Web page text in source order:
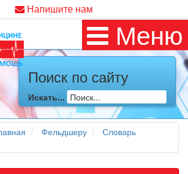
Напишите нам
Меню
Поиск по сайту
Искать...
Фельдшеру
Словарь
время локдауна?
вы соблюдали все меры
COVID-19 (вы почти все время дома),
вы каким-то образом простудились. Вы
внимание на средиземноморскую диету